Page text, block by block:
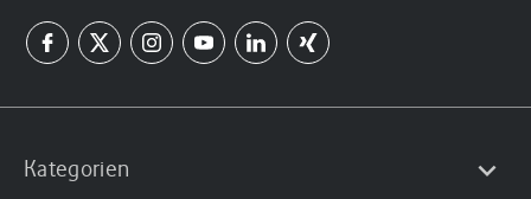
Kategorien